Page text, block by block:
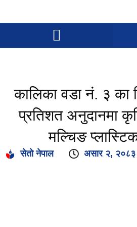
कालिका वडा नं. ३ का
प्रतिशत अनुदानमा
मल्चिङ
सेतो नेपाल असार २, २०८३